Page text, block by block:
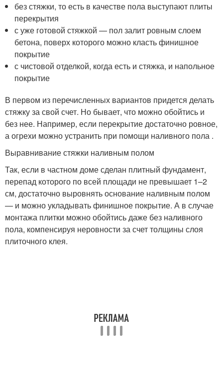
без стяжки, то есть в качестве пола выступают плиты
перекрытия
с уже готовой стяжкой — пол залит ровным слоем
бетона, поверх которого можно класть финишное
покрытие
с чистовой отделкой, когда есть и стяжка, и напольное
покрытие
В первом из перечисленных вариантов придется делать
стяжку за свой счет. Но бывает, что можно обойтись и
без нее. Например, если перекрытие достаточно ровное,
а огрехи можно устранить при помощи наливного пола .
Выравнивание стяжки наливным полом
Так, если в частном доме сделан плитный фундамент,
перепад которого по всей площади не превышает 1–2
см, достаточно выровнять основание наливным полом
— и можно укладывать финишное покрытие. А в случае
монтажа плитки можно обойтись даже без наливного
пола, компенсируя неровности за счет толщины слоя
плиточного клея.